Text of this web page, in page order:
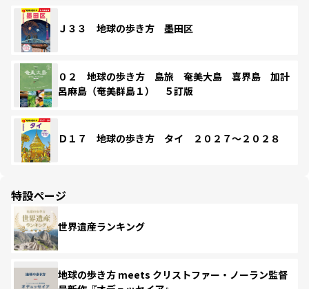
Ｊ３３ 地球の歩き方 墨田区
０２ 地球の歩き方 島旅 奄美大島 喜界島 加計
呂麻島（奄美群島１） ５訂版
Ｄ１７ 地球の歩き方 タイ ２０２７～２０２８
特設ページ
世界遺産ランキング
地球の歩き方 meets クリストファー・ノーラン監督